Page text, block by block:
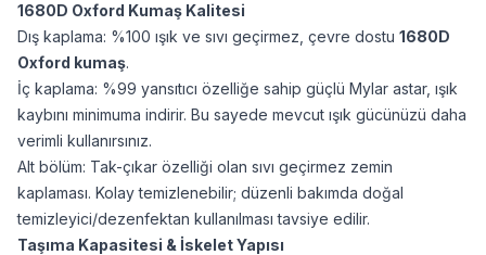
1680D Oxford Kumaş Kalitesi
Dış kaplama: %100 ışık ve sıvı geçirmez, çevre dostu 1680D
Oxford kumaş.
İç kaplama: %99 yansıtıcı özelliğe sahip güçlü Mylar astar, ışık
kaybını minimuma indirir. Bu sayede mevcut ışık gücünüzü daha
verimli kullanırsınız.
Alt bölüm: Tak-çıkar özelliği olan sıvı geçirmez zemin
kaplaması. Kolay temizlenebilir; düzenli bakımda doğal
temizleyici/dezenfektan kullanılması tavsiye edilir.
Taşıma Kapasitesi & İskelet Yapısı